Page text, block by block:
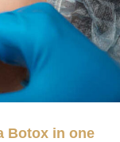
Botox in one